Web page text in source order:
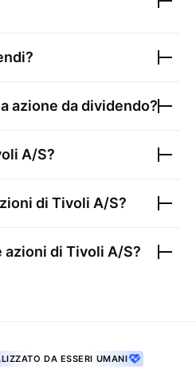
azione da dividendo?
A/S?
di Tivoli A/S?
azioni di Tivoli A/S?
DA ESSERI UMANI